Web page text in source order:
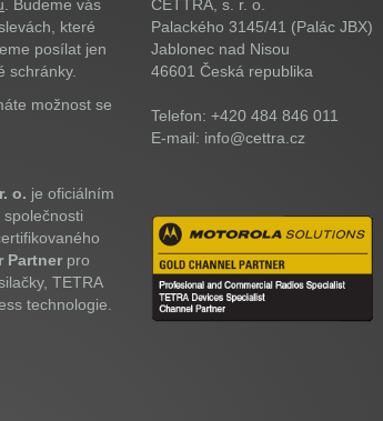
. Budeme vás
které
posílat jen
schránky.
možnost se
o. je oficiálním
Partnerpro
TETRA
technologie.
CETTRA, s. r. o.
Palackého 3145/41 (Palác JBX)
Jablonec nad Nisou
46601 Česká republika
Telefon: +420 484 846 011
E-mail: info@cettra.cz